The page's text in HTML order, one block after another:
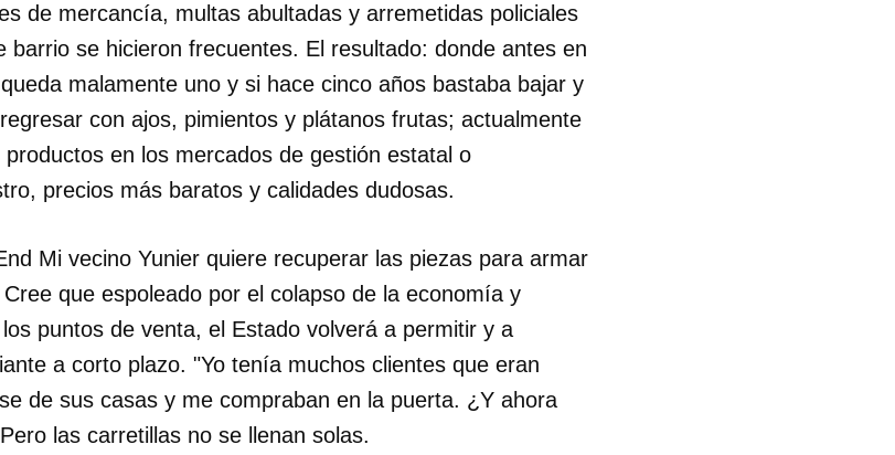
INICIAR SESIÓN CANCELAR
de mercancía, multas abultadas y arremetidas policiales
barrio se hicieron frecuentes. El resultado: donde antes en
malamente uno y si hace cinco años bastaba bajar y
con ajos, pimientos y plátanos frutas; actualmente
en los mercados de gestión estatal o
precios más baratos y calidades dudosas.
Mi vecino Yunier quiere recuperar las piezas para armar
que espoleado por el colapso de la economía y
puntos de venta, el Estado volverá a permitir y a
a corto plazo. "Yo tenía muchos clientes que eran
de sus casas y me compraban en la puerta. ¿Y ahora
las carretillas no se llenan solas.